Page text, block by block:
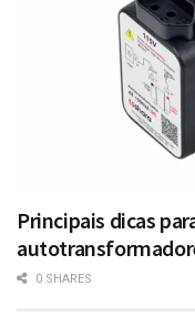
Principais dicas
0 SHARES